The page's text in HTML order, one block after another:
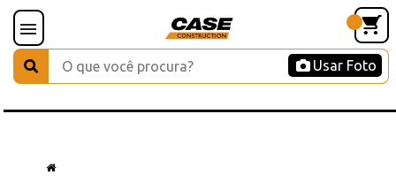
Usar Foto